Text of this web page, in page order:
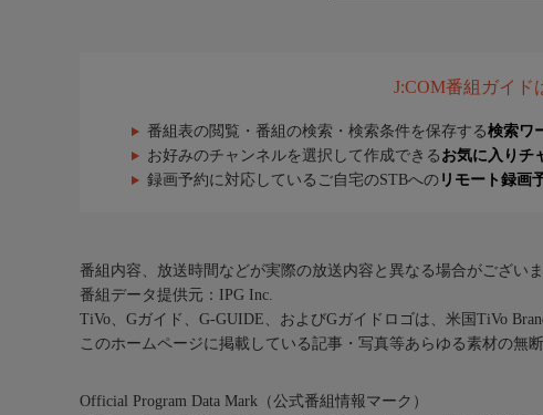
J:COM番組ガイド
番組表の閲覧・番組の検索・検索条件を保存する検索ワ
お好みのチャンネルを選択して作成できる お気に入りチ
録画予約に対応しているご自宅のSTBへの リモート録画
番組内容、放送時間などが実際の放送内容と異なる場合がございま
番組データ提供元：IPG Inc.
TiVo、Gガイド、G-GUIDE、およびGガイドロゴは、米国TiVo
このホームページに掲載している記事・写真等あらゆる素材の無
Official Program Data Mark（公式番組情報マーク）